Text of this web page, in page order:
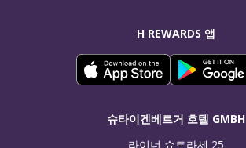
H REWARDS 앱
슈타이겐베르거 호텔 GMBH
라이너 슈트라세 25